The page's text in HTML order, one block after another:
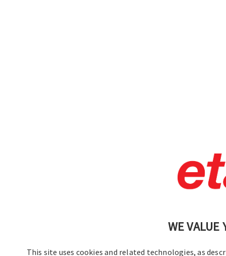
WE VALUE
This site uses cookies and related technologies, as